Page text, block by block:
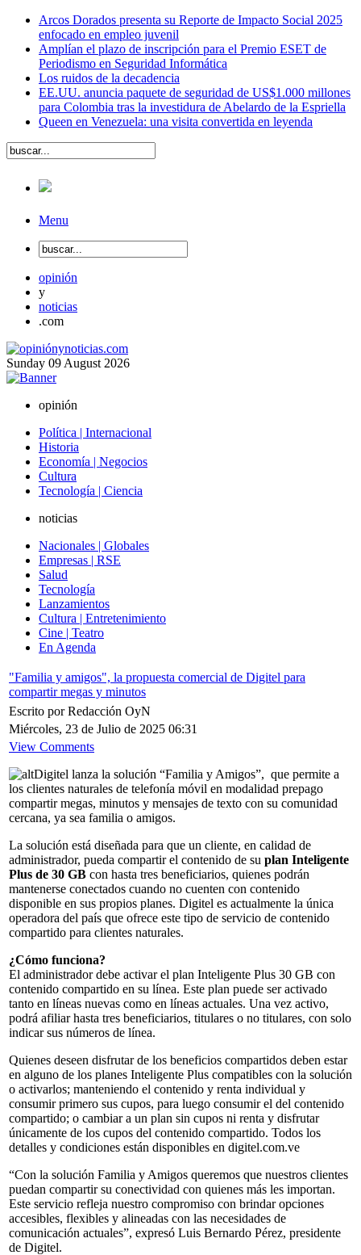
Arcos Dorados presenta su Reporte de Impacto Social 2025
enfocado en empleo juvenil
Amplían el plazo de inscripción para el Premio ESET de
Periodismo en Seguridad Informática
Los ruidos de la decadencia
EE.UU. anuncia paquete de seguridad de US$1.000 millones
para Colombia tras la investidura de Abelardo de la Espriella
Queen en Venezuela: una visita convertida en leyenda
Menu
opinión
y
noticias
.com
Sunday 09 August 2026
opinión
Política | Internacional
Historia
Economía | Negocios
Cultura
Tecnología | Ciencia
noticias
Nacionales | Globales
Empresas | RSE
Salud
Tecnología
Lanzamientos
Cultura | Entretenimiento
Cine | Teatro
En Agenda
"Familia y amigos", la propuesta comercial de Digitel para
compartir megas y minutos
Escrito por Redacción OyN
Miércoles, 23 de Julio de 2025 06:31
View Comments
Digitel lanza la solución “Familia y Amigos”, que permite a
los clientes naturales de telefonía móvil en modalidad prepago
compartir megas, minutos y mensajes de texto con su comunidad
cercana, ya sea familia o amigos.
La solución está diseñada para que un cliente, en calidad de
administrador, pueda compartir el contenido de su plan Inteligente
Plus de 30 GB con hasta tres beneficiarios, quienes podrán
mantenerse conectados cuando no cuenten con contenido
disponible en sus propios planes. Digitel es actualmente la única
operadora del país que ofrece este tipo de servicio de contenido
compartido para clientes naturales.
¿Cómo funciona?
El administrador debe activar el plan Inteligente Plus 30 GB con
contenido compartido en su línea. Este plan puede ser activado
tanto en líneas nuevas como en líneas actuales. Una vez activo,
podrá afiliar hasta tres beneficiarios, titulares o no titulares, con solo
indicar sus números de línea.
Quienes deseen disfrutar de los beneficios compartidos deben estar
en alguno de los planes Inteligente Plus compatibles con la solución
o activarlos; manteniendo el contenido y renta individual y
consumir primero sus cupos, para luego consumir el del contenido
compartido; o cambiar a un plan sin cupos ni renta y disfrutar
únicamente de los cupos del contenido compartido. Todos los
detalles y condiciones están disponibles en digitel.com.ve
“Con la solución Familia y Amigos queremos que nuestros clientes
puedan compartir su conectividad con quienes más les importan.
Este servicio refleja nuestro compromiso con brindar opciones
accesibles, flexibles y alineadas con las necesidades de
comunicación actuales”, expresó Luis Bernardo Pérez, presidente
de Digitel.